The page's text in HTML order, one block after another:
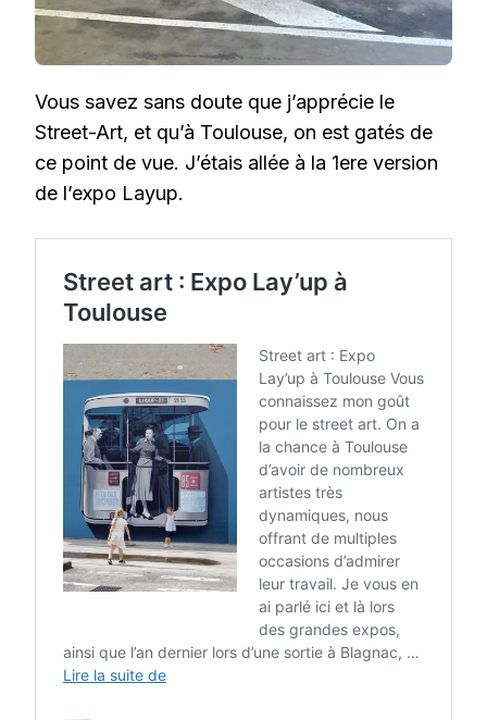
Vous savez sans doute que j’apprécie le
Street-Art, et qu’à Toulouse, on est gatés de
ce point de vue. J’étais allée à la 1ere version
de l’expo Layup.